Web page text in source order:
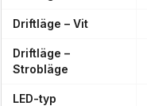
Driftläge – Vit
Driftläge –
Strobläge
LED-typ